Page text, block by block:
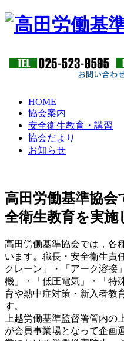
HOME
協会案内
安全衛生教育・講習
協会だより
お知らせ
高田労働基準協会
全衛生教育を実施
高田労働基準協会では，各
います。職長・安全衛生責
クレーン」・「アーク溶接
機」・「低圧電気」・「特
育や熱中症対策・新入者教
す。
上越労働基準監督署管内
が会員事業場となって企画